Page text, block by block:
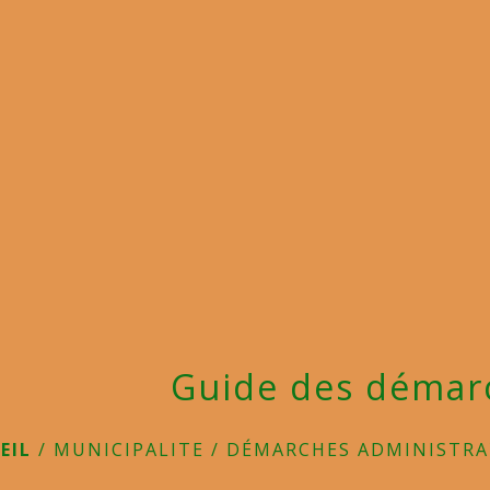
Guide des
/ MUNICIPALITE / DÉMARCHES